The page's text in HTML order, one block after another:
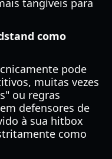
tangíveis para
como
pode
muitas vezes
ou regras
defensores de
à sua hitbox
como